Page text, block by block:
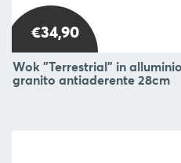
€34,90
Wok "Terrestrial" in
granito antiaderente 28cm